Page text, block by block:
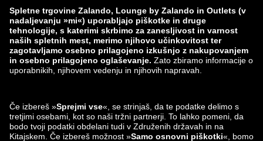
zalando-lounge.lt zalando-lounge.sk
zalando-lounge.ro zalando-lounge.hr
zalando-lounge.si zalando-lounge.hu
zalando-lounge.lv zalando-lounge.no